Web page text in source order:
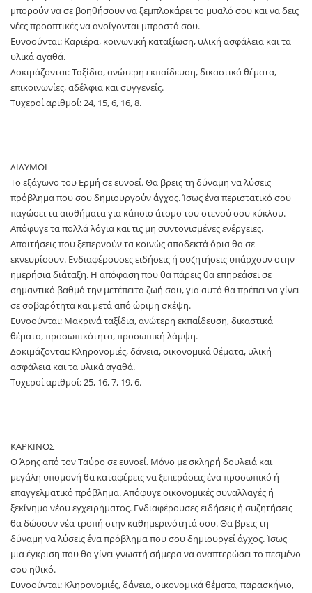
μπορούν να σε βοηθήσουν να ξεμπλοκάρει το μυαλό σου και να δεις
νέες προοπτικές να ανοίγονται μπροστά σου.
Ευνοούνται: Καριέρα, κοινωνική καταξίωση, υλική ασφάλεια και τα
υλικά αγαθά.
Δοκιμάζονται: Ταξίδια, ανώτερη εκπαίδευση, δικαστικά θέματα,
επικοινωνίες, αδέλφια και συγγενείς.
Τυχεροί αριθμοί: 24, 15, 6, 16, 8.
ΔΙΔΥΜΟΙ
Το εξάγωνο του Ερμή σε ευνοεί. Θα βρεις τη δύναμη να λύσεις
πρόβλημα που σου δημιουργούν άγχος. Ίσως ένα περιστατικό σου
παγώσει τα αισθήματα για κάποιο άτομο του στενού σου κύκλου.
Απόφυγε τα πολλά λόγια και τις μη συντονισμένες ενέργειες.
Απαιτήσεις που ξεπερνούν τα κοινώς αποδεκτά όρια θα σε
εκνευρίσουν. Ενδιαφέρουσες ειδήσεις ή συζητήσεις υπάρχουν στην
ημερήσια διάταξη. Η απόφαση που θα πάρεις θα επηρεάσει σε
σημαντικό βαθμό την μετέπειτα ζωή σου, για αυτό θα πρέπει να γίνει
σε σοβαρότητα και μετά από ώριμη σκέψη.
Ευνοούνται: Μακρινά ταξίδια, ανώτερη εκπαίδευση, δικαστικά
θέματα, προσωπικότητα, προσωπική λάμψη.
Δοκιμάζονται: Κληρονομιές, δάνεια, οικονομικά θέματα, υλική
ασφάλεια και τα υλικά αγαθά.
Τυχεροί αριθμοί: 25, 16, 7, 19, 6.
ΚΑΡΚΙΝΟΣ
Ο Άρης από τον Ταύρο σε ευνοεί. Μόνο με σκληρή δουλειά και
μεγάλη υπομονή θα καταφέρεις να ξεπεράσεις ένα προσωπικό ή
επαγγελματικό πρόβλημα. Απόφυγε οικονομικές συναλλαγές ή
ξεκίνημα νέου εγχειρήματος. Ενδιαφέρουσες ειδήσεις ή συζητήσεις
θα δώσουν νέα τροπή στην καθημερινότητά σου. Θα βρεις τη
δύναμη να λύσεις ένα πρόβλημα που σου δημιουργεί άγχος. Ίσως
μια έγκριση που θα γίνει γνωστή σήμερα να αναπτερώσει το πεσμένο
σου ηθικό.
Ευνοούνται: Κληρονομιές, δάνεια, οικονομικά θέματα, παρασκήνιο,